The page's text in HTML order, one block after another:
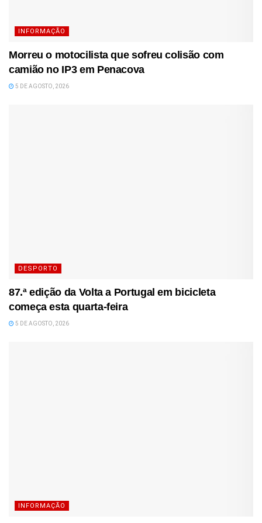
INFORMAÇÃO
Morreu o motocilista que sofreu colisão com
camião no IP3 em Penacova
5 DE AGOSTO, 2026
DESPORTO
87.ª edição da Volta a Portugal em bicicleta
começa esta quarta-feira
5 DE AGOSTO, 2026
INFORMAÇÃO